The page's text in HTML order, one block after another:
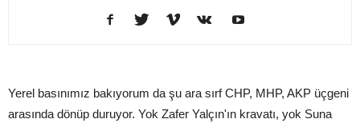
Yerel basınımız bakıyorum da şu ara sırf CHP, MHP, AKP üçgeni
arasında dönüp duruyor. Yok Zafer Yalçın'ın kravatı, yok Suna